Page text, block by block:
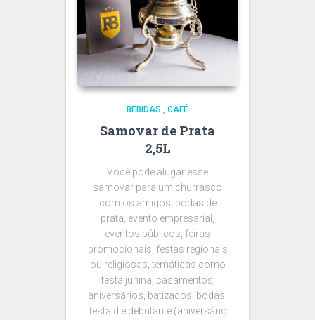
BEBIDAS , CAFÉ
Samovar de Prata
2,5L
Você pode alugar esse
samovar para um churrasco
com os amigos, bodas de
prata, evento empresarial,
eventos públicos, feiras
promocionais, festas regionais
ou religiosas, temáticas como
festa junina, casamentos,
aniversários, batizados, bodas,
festa d e debutante (aniversário